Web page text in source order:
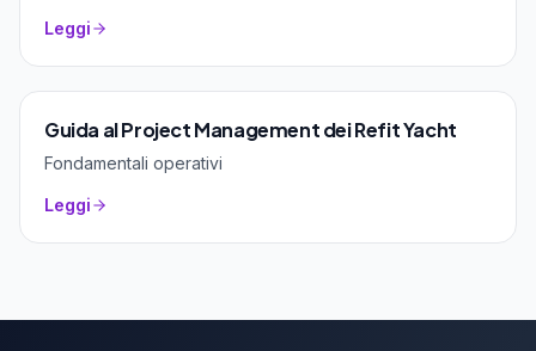
Leggi
Guida al Project Management dei Refit Yacht
Fondamentali operativi
Leggi